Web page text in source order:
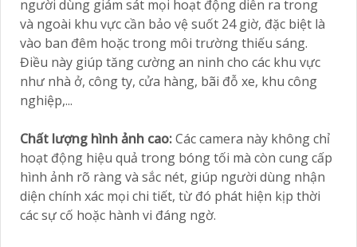
người dùng giám sát mọi hoạt động diễn ra trong
và ngoài khu vực cần bảo vệ suốt 24 giờ, đặc biệt là
vào ban đêm hoặc trong môi trường thiếu sáng.
Điều này giúp tăng cường an ninh cho các khu vực
như nhà ở, công ty, cửa hàng, bãi đỗ xe, khu công
nghiệp,...
Chất lượng hình ảnh cao:Các camera này không chỉ
hoạt động hiệu quả trong bóng tối mà còn cung cấp
hình ảnh rõ ràng và sắc nét, giúp người dùng nhận
diện chính xác mọi chi tiết, từ đó phát hiện kịp thời
các sự cố hoặc hành vi đáng ngờ.